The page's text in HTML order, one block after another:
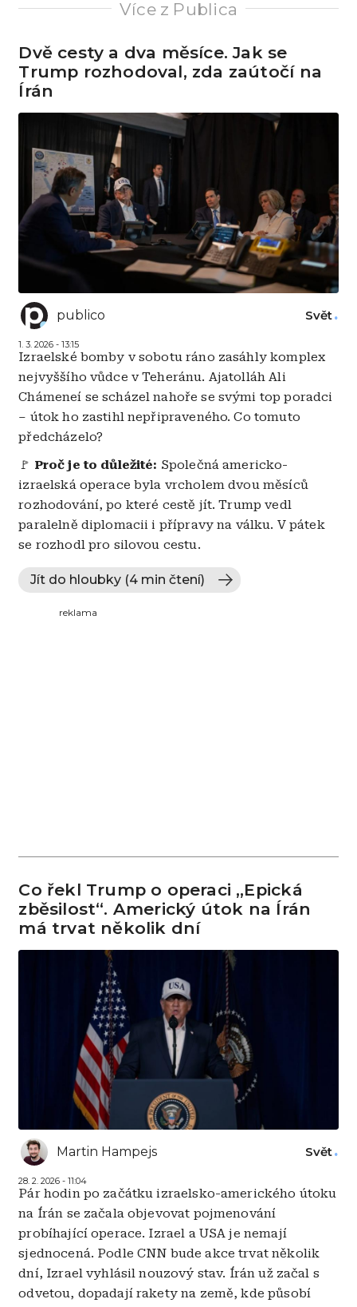
Více z Publica
Dvě cesty a dva měsíce. Jak se
Trump rozhodoval, zda zaútočí na
Írán
publico
1. 3. 2026 - 13:15
Svět
Izraelské bomby v sobotu ráno zasáhly komplex
nejvyššího vůdce v Teheránu. Ajatolláh Ali
Chámeneí se scházel nahoře se svými top poradci
– útok ho zastihl nepřipraveného. Co tomuto
předcházelo?
🚩 Proč je to důležité: Společná americko-
izraelská operace byla vrcholem dvou měsíců
rozhodování, po které cestě jít. Trump vedl
paralelně diplomacii i přípravy na válku. V pátek
se rozhodl pro silovou cestu.
Jít do hloubky (4 min čtení)
reklama
Co řekl Trump o operaci „Epická
zběsilost“. Americký útok na Írán
má trvat několik dní
Martin Hampejs
28. 2. 2026 - 11:04
Svět
Pár hodin po začátku izraelsko-amerického útoku
na Írán se začala objevovat pojmenování
probíhající operace. Izrael a USA je nemají
sjednocená. Podle CNN bude akce trvat několik
dní, Izrael vyhlásil nouzový stav. Írán už začal s
odvetou, dopadají rakety na země, kde působí